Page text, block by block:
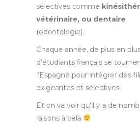
sélectives comme
vétérinaire, ou dentaire
(odontologie).
Chaque année, de plus en
d’étudiants français se
l’Espagne pour intégrer des
exigeantes et sélectives.
Et on va voir qu’il y a de
raisons à cela